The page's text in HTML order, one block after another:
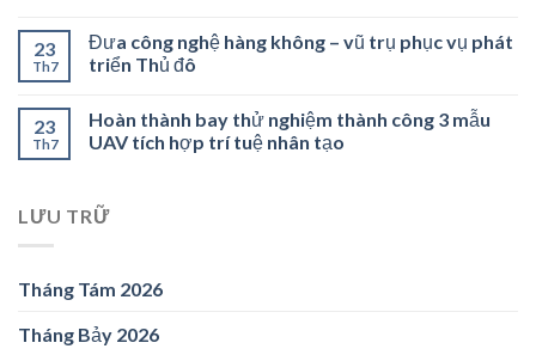
23
Th7
Đưa công nghệ hàng không – vũ trụ phục vụ phát
triển Thủ đô
23
Th7
Hoàn thành bay thử nghiệm thành công 3 mẫu
UAV tích hợp trí tuệ nhân tạo
LƯU TRỮ
Tháng Tám 2026
Tháng Bảy 2026